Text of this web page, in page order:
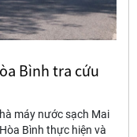
Bình tra cứu
máy nước sạch Mai
Bình thực hiện và